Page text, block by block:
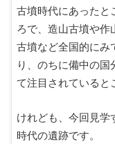
古墳時代にあったと
ろで、造山古墳や作
古墳など全国的にみ
り、のちに備中の
て注目されていると
けれども、今回見学
時代の遺跡です。